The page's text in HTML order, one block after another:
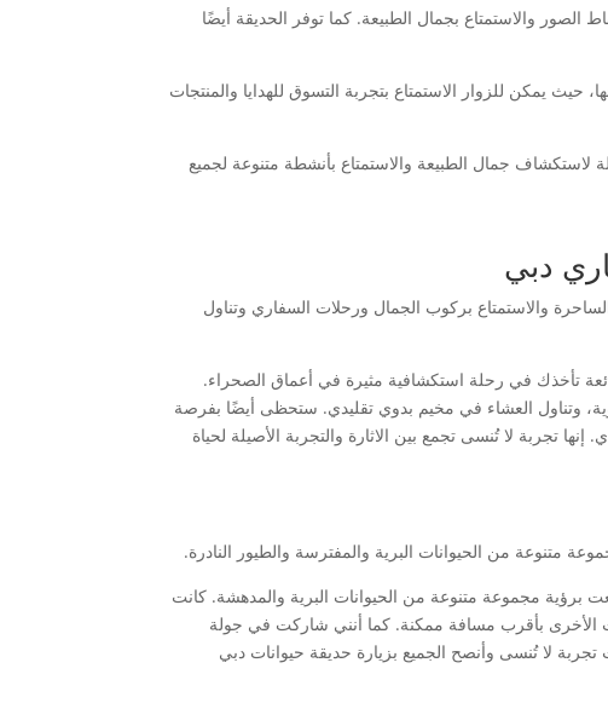
الصور والاستمتاع بجمال الطبيعة. كما توفر الحديقة أيضًا
يمكن للزوار الاستمتاع بتجربة التسوق للهدايا والمنتجات
جمال الطبيعة والاستمتاع بأنشطة متنوعة لجميع
دبي
والاستمتاع بركوب الجمال ورحلات السفاري وتناول
تأخذك في رحلة استكشافية مثيرة في أعماق الصحراء.
وتناول العشاء في مخيم بدوي تقليدي. ستحظى أيضًا بفرصة
تجربة لا تُنسى تجمع بين الاثارة والتجربة الأصيلة لحياة
متنوعة من الحيوانات البرية والمفترسة والطيور النادرة.
برؤية مجموعة متنوعة من الحيوانات البرية والمدهشة. كانت
الأخرى بأقرب مسافة ممكنة. كما أنني شاركت في جولة
تجربة لا تُنسى وأنصح الجميع بزيارة حديقة حيوانات دبي